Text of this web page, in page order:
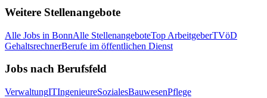
Weitere Stellenangebote
Alle Jobs in BonnAlle StellenangeboteTop ArbeitgeberTVöD
GehaltsrechnerBerufe im öffentlichen Dienst
Jobs nach Berufsfeld
VerwaltungITIngenieureSozialesBauwesenPflege